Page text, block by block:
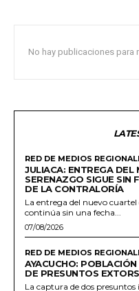
No hay publicaciones para
RED DE MEDIOS
JULIACA: ENTREGA DEL
SERENAZGO SIGUE SIN
DE LA CONTRALORÍA
La entrega del nuevo
continúa sin una fecha...
07/08/2026
RED DE MEDIOS
AYACUCHO:
DE PRESUNTOS
La captura de dos